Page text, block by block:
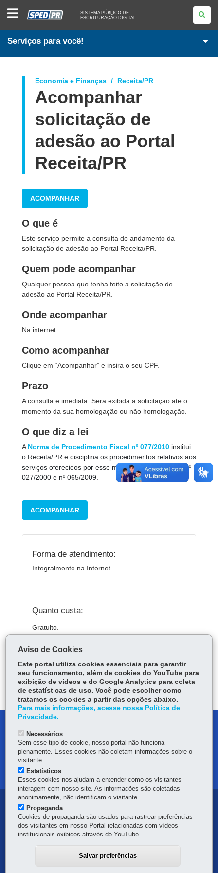
PÚBLICO
DE
ESCRITURAÇÃO
SISTEMA PÚBLICO DE
ESCRITURAÇÃO DIGITAL
Serviços para você!
Economia e Finanças Receita/PR
Acompanhar
solicitação de
adesão ao Portal
Receita/PR
ACOMPANHAR
O que é
Este serviço permite a consulta do andamento da
solicitação de adesão ao Portal Receita/PR.
Quem pode acompanhar
Qualquer pessoa que tenha feito a solicitação de
adesão ao Portal Receita/PR.
Onde acompanhar
Na internet.
Como acompanhar
Clique em “Acompanhar” e insira o seu CPF.
Prazo
A consulta é imediata. Será exibida a solicitação até o
momento da sua homologação ou não homologação.
O que diz a lei
A Norma de Procedimento Fiscal nº 077/2010 institui
o Receita/PR e disciplina os procedimentos relativos aos
serviços oferecidos por esse meio. Revoga as NPFs nº
027/2000 e nº 065/2009.
ACOMPANHAR
Forma de atendimento:
Integralmente na Internet
Quanto custa:
Gratuito.
ÓRGÃO RESPONSÁVEL
DEIXE SUA OPINIÃO
MAPA DO SITE
OUVIDORIA
Navegação
principal
SISTEMA PÚBLICO DE ESCRITURAÇÃO DIGITAL
Aviso de Cookies
Este portal utiliza cookies essenciais para garantir
seu funcionamento, além de cookies do YouTube para
exibição de vídeos e do Google Analytics para coleta
de estatísticas de uso. Você pode escolher como
tratamos os cookies a partir das opções abaixo.
Para mais informações, acesse nossa Política de
Privacidade.
Necessários
Sem esse tipo de cookie, nosso portal não funciona
plenamente. Esses cookies não coletam informações sobre o
visitante.
Estatísticos
Esses cookies nos ajudam a entender como os visitantes
interagem com nosso site. As informações são coletadas
anonimamente, não identificam o visitante.
Propaganda
Cookies de propaganda são usados para rastrear preferências
dos visitantes em nosso Portal relacionadas com vídeos
institucionais exibidos através do YouTube.
Salvar preferências